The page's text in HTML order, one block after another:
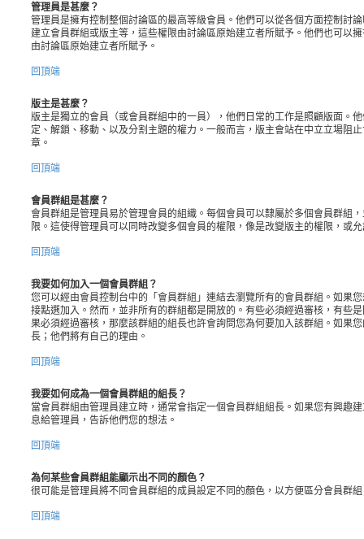
管理員是甚麼？
管理員是擁有控制整個討論區的最高等級會員。他們可以從各個方面控制討
建立會員群組或版主等，這些權限由討論區原始建立者所賦予。他們也可以
由討論區原始建立者所賦予。
回頂端
版主是甚麼？
版主是獨立的會員（或會員群組中的一員），他們日常的工作是照顧版面。
定、解鎖、移動、以及分割主題的權力。一般而言，版主會站在中立立場阻
章。
回頂端
會員群組是甚麼？
會員群組是管理員易於管理會員的組織。每個會員可以隸屬於多個會員群組
限。這使得管理員可以同時改變多個會員的權限，像是改變版主的權限，或
回頂端
我要如何加入一個會員群組？
您可以經由會員控制台中的「會員群組」連結去瀏覽所有的會員群組。如果
接點選加入。然而，並非所有的群組都是開放的。有些必須經過審核，有些
果必須經過審核，那麼該群組的組長也許會詢問您為何要加入該群組。如果
長；他們將有自己的理由。
回頂端
我要如何成為一個會員群組的組長？
當會員群組由管理員建立時，通常會指定一個會員群組組長。如果您有興趣
息給管理員，告訴他們您的想法。
回頂端
為何某些會員群組能顯示出不同的顏色？
很可能是管理員將不同會員群組的成員設定不同的顏色，以方便區分會員群
回頂端